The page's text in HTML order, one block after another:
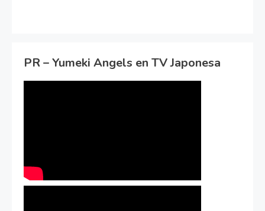
PR – Yumeki Angels en TV Japonesa